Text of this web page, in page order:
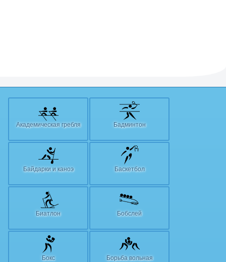
Академическая гребля Бадминтон
Байдарки и каноэ Баскетбол
Биатлон Бобслей
Бокс Борьба вольная